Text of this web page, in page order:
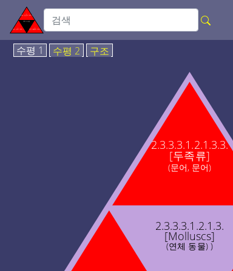
수평 1 수평 2 구조
2.3.3.3.1.2.1.3.
[Molluscs]
(연체 동물) )
2.3.3.3.1.2.1.3.3.
[두족류]
(문어, 문어)